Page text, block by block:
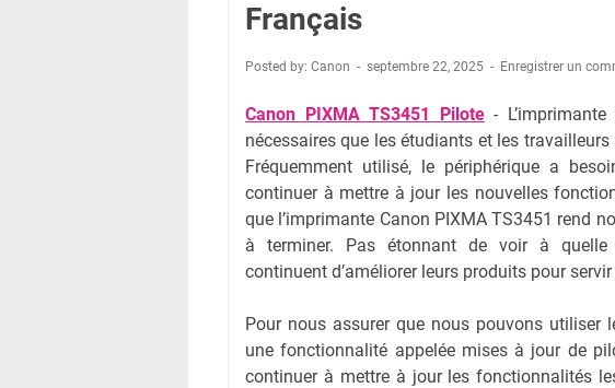
Français
Posted by: Canon septembre 22, 2025 Enregistrer un
Canon PIXMA TS3451 Pilote-
nécessaires que les étudiants et les
Fréquemment utilisé, le périphérique a
continuer à mettre à jour les nouvelles
que l’imprimante Canon PIXMA TS3451 rend
à terminer. Pas étonnant de voir à quelle
continuent d’améliorer leurs produits pour
Pour nous assurer que nous pouvons utiliser
une fonctionnalité appelée mises à jour de
continuer à mettre à jour les fonctionnalités